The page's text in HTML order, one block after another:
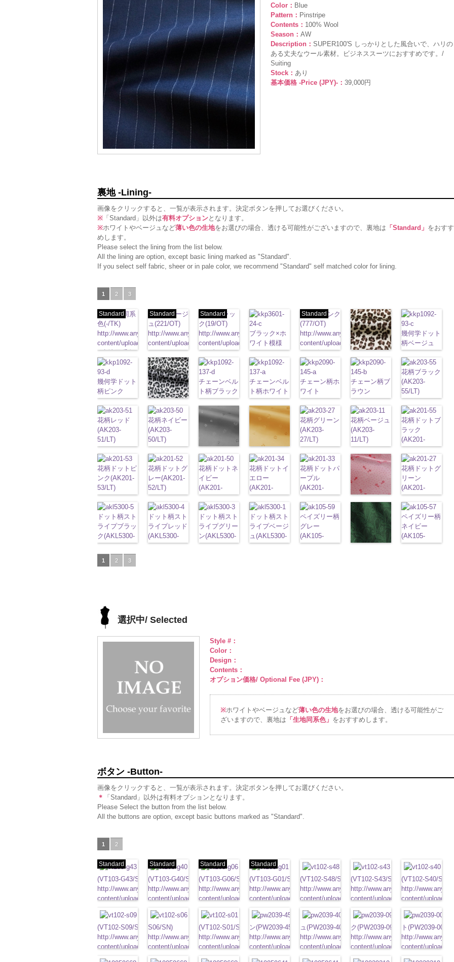
Color： Blue
Pattern： Pinstripe
Contents： 100% Wool
Season： AW
Description： SUPER100'S しっかりとした風合いで、ハリの
ある丈夫なウール素材。ビジネススーツにおすすめです。/
Suiting
Stock： あり
基本価格 -Price (JPY)-： 39,000円
裏地 -Lining-
画像をクリックすると、一覧が表示されます。決定ボタンを押してお選びください。
※ 「Standard」以外は有料オプションとなります。
※ホワイトやベージュなど薄い色の生地をお選びの場合、透ける可能性がございますので、裏地は 「Standard」 をおすす
めします。
Please select the lining from the list below.
All the lining are option, except basic lining marked as "Standard".
If you select self fabric, sheer or in pale color, we recommend "Standard" self matched color for lining.
1 2 3
生地同系
色(-/TK)
http://www.anys.co.jp/wp-
content/uploads/2013/04/jpg
- 生地同系色
無地 ポリエ
ステル100％
CHARALIST、
d.、
DOLCELABY、
FairyRose、
JEANNE、
LUNAMARY、
LUNAMARY
ラージサイ
ズ、
Macolina、
NUDE、
pinkywolman
0
Standard
ベージ
ュ(221/OT)
http://www.anys.co.jp/wp-
content/uploads/2013/04/221.jpg
221 ベージュ
無地 ポリエ
ステル100％
CHARALIST、
d.、
DOLCELABY、
FairyRose、
JEANNE、
LUNAMARY、
LUNAMARY
ラージサイ
ズ、
Macolina、
NUDE、
pinkywolman
0
Standard
ブラッ
ク(19/OT)
http://www.anys.co.jp/wp-
content/uploads/2013/02/19.jpg
19 ブラック
無地 ポリエ
ステル100％
CHARALIST、
d.、
DOLCELABY、
FairyRose、
JEANNE、
LUNAMARY、
ラージサイ
ズ、
Macolina、
NUDE、
pinkywolman
0
Standard
ブラック×ホ
ワイト模様
(KKP3601-
24-C)
http://www.anys.co.jp/wp-
content/uploads/2013/11/kkp3601-
24-c.jpg
KKP3601-24-
C ブラック×
ホワイト 模
様
ポリエス
テル100％
DOLCELABY、
FairyRose
6000
ピンク
(777/OT)
http://www.anys.co.jp/wp-
content/uploads/2013/08/777.jpg
777 ピンク
無地 ポリエ
ステル100％
CHARALIST、
d.、
DOLCELABY、
FairyRose、
JEANNE、
LUNAMARY、
LUNAMARY
ラージサイ
ズ、
Macolina、
NUDE、
pinkywolman
0
Standard
ブラウン
(KKP1092-
55-B/UN)
http://www.anys.co.jp/wp-
55-b.jpg
KKP1092-55-
B ブラウン
レオパード柄
100％
DOLCELABY
6000
幾何学ドット
柄ベージュ
(KKP1092-
93-C/UN)
http://
content/uploads/
93-c.jpg
KKP1092-93-
C ベージュ
幾何学ドット
柄 ポリエス
テル100％
DOLCELABY
6000
幾何学ドット
柄ピンク
(KKP1092-
93-D/UN)
http://www.anys.co.jp/wp-
content/uploads/2013/08/kkp1092-
93-d.jpg
KKP1092-93-
D ピンク 幾
何学ドット柄
ポリエステル
100％
DOLCELABY
6000
グレー
(KKP1092-
55-C/UN)
http://www.anys.co.jp/wp-
55-c.jpg
KKP1092-55-
C グレー レ
オパード柄
100％
DOLCELABY
6000
チェーンベル
ト柄ブラック
(KKP1092-
137-D/UN)
http://www.anys.co.jp/wp-
content/uploads/2013/08/kkp1092-
KKP1092-
137-D ブラッ
ク チェーン
ベルト柄
リエステル
100％
DOLCELABY
6000
チェーンベル
ト柄ホワイト
(KKP1092-
137-A/UN)
http://www.anys.co.jp/wp-
content/uploads/2013/08/kkp1092-
137-a.jpg
KKP1092-
137-A ホワイ
ト チェーン
ベルト柄
リエステル
100％
DOLCELABY
6000
チェーン柄ホ
ワイト
(KKP2090-
145-A/UN)
http://www.anys.co.jp/wp-
content/uploads/2013/08/kkp2090-
145-a.jpg
KKP2090-
145-A ホワイ
ト チェーン
柄 ポリエス
テル100％
DOLCELABY
6000
チェーン柄ブ
ラウン
(KKP21090-
145-B/UN)
http://www.anys.co.jp/wp-
content/uploads/2013/08/kkp2090-
145-b.jpg
KKP2090-
145-B ブラウ
ン
チェーン
柄 ポリエス
テル100％
DOLCELABY
6000
花柄ブラック
(AK203-
55/LT)
http://
content/uploads/
55.jpg
AK203-55
ラック 花柄
キュプラ
100％
DOLCELABY、
FairyRose
6000
花柄レッド
(AK203-
51/LT)
http://www.anys.co.jp/wp-
content/uploads/2013/05/ak203-
51.jpg
AK203-51 レ
ッド 花柄
ュプラ100％
DOLCELABY、
FairyRose
6000
花柄ネイビー
(AK203-
50/LT)
http://www.anys.co.jp/wp-
content/uploads/2013/05/ak203-
50.jpg
AK203-50 ネ
イビー
キュプラ
100％
DOLCELABY、
FairyRose
6000
(AK203-
31/LT)
http://www.anys.co.jp/wp-
content/uploads/2013/05/ak203-
AK203-31 グ
レー 花柄 キ
ュプラ100％
DOLCELABY、
(AK203-
29/LT)
http://www.anys.co.jp/wp-
content/uploads/2013/05/ak203-
AK203-29 オ
レンジ 花柄
キュプラ
100％
花柄グリーン
(AK203-
27/LT)
http://www.anys.co.jp/wp-
content/uploads/2013/05/ak203-
27.jpg
AK203-27
リーン 花柄
キュプラ
100％
DOLCELABY、
FairyRose
6000
花柄ベージュ
(AK203-
11/LT)
http://www.anys.co.jp/wp-
content/uploads/2013/05/ak203-
11.jpg AK203-
11 ベージュ
花柄
キュプ
ラ100％
DOLCELABY、
FairyRose
6000
花柄ドットブ
ラック
(AK201-
55/LT)
http://
content/uploads/
55.jpg
AK201-55
ラック 花柄
ドット キュ
プラ100％
DOLCELABY、
FairyRose
6000
花柄ドットピ
ンク(AK201-
53/LT)
http://www.anys.co.jp/wp-
content/uploads/2013/05/ak201-
53.jpg
AK201-53 ピ
ンク 花柄ド
ット キュプ
ラ100％
DOLCELABY、
花柄ドットグ
レー(AK201-
52/LT)
http://www.anys.co.jp/wp-
content/uploads/2013/04/ak201-
52.jpg
AK201-52 グ
レー 花柄ド
ット キュプ
花柄ドットネ
イビー
(AK201-
50/LT)
http://www.anys.co.jp/wp-
content/uploads/2013/04/ak201-
50.jpg
AK201-50 ネ
イビー 花柄
花柄ドットイ
エロー
(AK201-
34/LT)
http://www.anys.co.jp/wp-
content/uploads/2013/04/ak201-
34.jpg
AK201-34 イ
エロー 花柄
花柄ドットパ
ープル
(AK201-
33/LT)
http://www.anys.co.jp/wp-
content/uploads/2013/04/ak201-
33.jpg
AK201-33
ープル 花柄
ッド(AK201-
29/LT)
http://www.anys.co.jp/wp-
content/uploads/2013/04/ak201-
花柄ドットグ
リーン
(AK201-
27/LT)
http://
content/uploads/
27.jpg
AK201-27
リーン 花柄
ドット柄スト
ライプブラッ
ク(AKL5300-
5/LT)
http://www.anys.co.jp/wp-
content/uploads/2013/05/akl5300-
イプ
キュプ
ラ100％
FairyRose
ドット柄スト
ライプレッド
(AKL5300-
4/LT)
100％
FairyRose
ドット柄スト
ライプグリー
ン(AKL5300-
3/LT)
FairyRose
6000
ドット柄スト
ライプベージ
ュ(AKL5300-
1/LT)
ペイズリー柄
グレー
(AK105-
59/LT)
ペイズリー柄
ネイビー
(AK105-
57/LT)
content/uploads/
1 2 3
選択中/ Selected
Style #：
Color：
Design：
Contents：
オプション価格/ Optional Fee (JPY)：
※ホワイトやベージュなど薄い色の生地をお選びの場合、透ける可能性がご
ざいますので、裏地は 「生地同系色」 をおすすめします。
ボタン -Button-
画像をクリックすると、一覧が表示されます。決定ボタンを押してお選びください。
＊
「Standard」以外は有料オプションとなります。
Please Select the button from the list below.
All the buttons are option, except basic buttons marked as "Standard".
1 2
標準ベージュ
(VT103-G43/SN)
http://www.anys.co.jp/wp-
content/uploads/2013/04/vt103-
VT103-G43
標準 大ボタン直径23mm／小
ボタン直径18mm 0
Standard
標準クリーム
(VT103-G40/SN)
http://www.anys.co.jp/wp-
content/uploads/2013/04/vt103-
VT103-G40
標準 大ボタン直径23mm／小
ボタン直径18mm 0
Standard
標準グレー
(VT103-G06/SN)
http://www.anys.co.jp/wp-
content/uploads/2013/04/vt103-
VT103-G06
準 大ボタン直径23mm／小ボ
タン直径18mm
Standard
標準ホワイト
(VT103-G01/SN)
http://www.anys.co.jp/wp-
content/uploads/2013/04/vt103-
VT103-G01
標準 大ボタン直径23mm／小
ボタン直径18mm
0
Standard
ブラウン
(VT102-S48/SN)
http://www.anys.co.jp/wp-
content/uploads/2013/04/vt102-
VT102-S48
大ボタン直径23mm／小ボタン
直径18mm 4000
ベージュ
(VT102-S43/SN)
http://www.anys.co.jp/wp-
content/uploads/2013/04/vt102-
VT102-S43
大ボタン直径23mm／小ボタン
直径18mm 4000
(VT102-S40/SN)
http://
content/uploads/
VT102-S40
大ボタン直径
直径18mm 4000
ブラック
(VT102-S09/SN)
http://www.anys.co.jp/wp-
content/uploads/2013/04/vt102-
VT102-S09
グレー(VT102-
S06/SN)
http://www.anys.co.jp/wp-
content/uploads/2013/04/vt102-
VT102-S06
ホワイト
(VT102-S01/SN)
http://www.anys.co.jp/wp-
content/uploads/2013/04/vt102-
VT102-S01
フラワーブラウ
ン(PW2039-45/SN)
http://www.anys.co.jp/wp-
content/uploads/2013/04/pw2039-
PW2039-45 フラ
フラワーベージ
ュ(PW2039-40/SN)
http://www.anys.co.jp/wp-
content/uploads/2013/04/pw2039-
PW2039-40 フラ
フラワーブラッ
ク(PW2039-09/SN)
http://www.anys.co.jp/wp-
content/uploads/2013/04/pw2039-
PW2039-09 フラ
ト(PW2039-001/
http://
content/uploads/
PW2039-